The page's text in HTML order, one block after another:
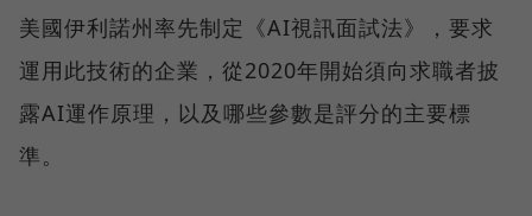
美國伊利諾州率先制定《AI視訊面試法》，要求
運用此技術的企業，從2020年開始須向求職者披
露AI運作原理，以及哪些參數是評分的主要標
準。